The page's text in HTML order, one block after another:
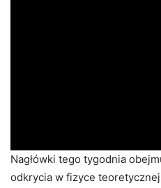
Nagłówki tego tygodnia
odkrycia w fizyce